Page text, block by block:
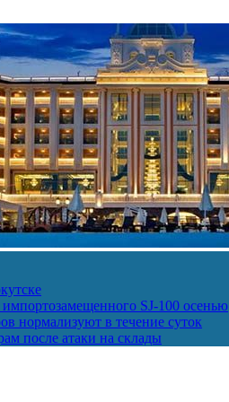
SJ-100 осенью
нормализуют в течение суток
после атаки на склады